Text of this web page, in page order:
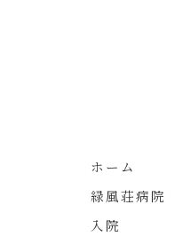
ホーム
緑風荘病院
入院